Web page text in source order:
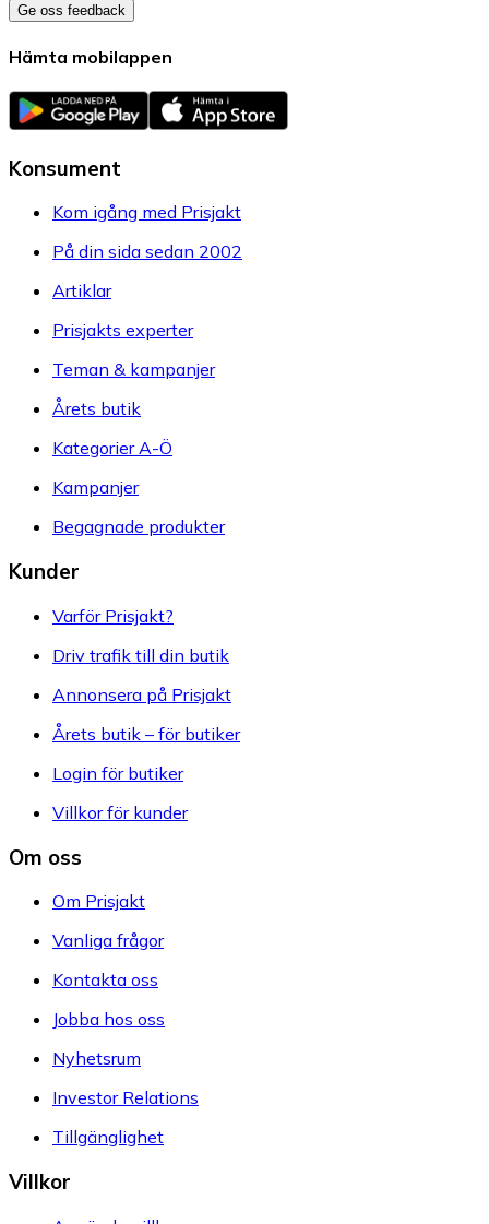
Ge oss feedback
Hämta mobilappen
Konsument
Kom igång med Prisjakt
På din sida sedan 2002
Artiklar
Prisjakts experter
Teman & kampanjer
Årets butik
Kategorier A-Ö
Kampanjer
Begagnade produkter
Kunder
Varför Prisjakt?
Driv trafik till din butik
Annonsera på Prisjakt
Årets butik – för butiker
Login för butiker
Villkor för kunder
Om oss
Om Prisjakt
Vanliga frågor
Kontakta oss
Jobba hos oss
Nyhetsrum
Investor Relations
Tillgänglighet
Villkor